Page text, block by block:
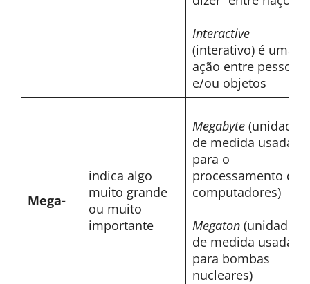
Interactive
(interativo) é uma
ação entre pessoas
e/ou objetos
Mega-
indica algo
muito grande
ou muito
importante
Megabyte (unidade
de medida usada
para o
processamento de
computadores)
Megaton (unidade
de medida usada
para bombas
nucleares)